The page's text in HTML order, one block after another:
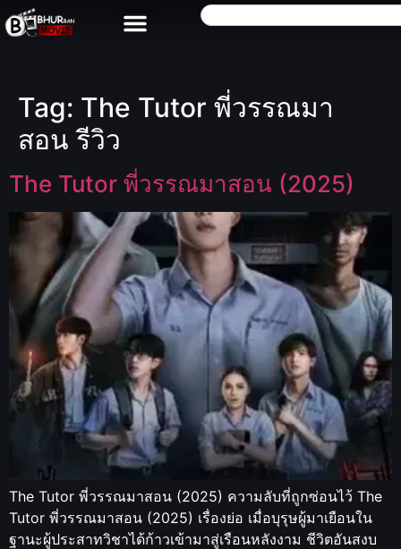
Tag: The Tutor พี่วรรณมา
สอน รีวิว
The Tutor พี่วรรณมาสอน (2025)
The Tutor พี่วรรณมาสอน (2025) ความลับที่ถูกซ่อนไว้ The
Tutor พี่วรรณมาสอน (2025) เรื่องย่อ เมื่อบุรุษผู้มาเยือนใน
ฐานะผู้ประสาทวิชาได้ก้าวเข้ามาสู่เรือนหลังงาม ชีวิตอันสงบ